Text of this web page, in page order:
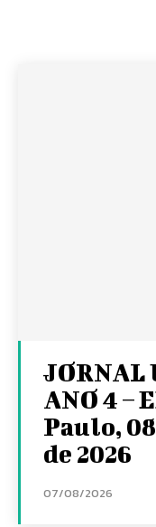
JORNAL
ANO 4 –
Paulo,
de 2026
07/08/2026